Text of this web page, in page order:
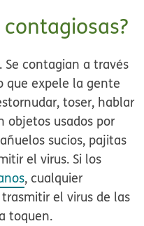
Se contagian a través
que expele la gente
toser, hablar
objetos usados por
sucios, pajitas
el virus. Si los
, cualquier
el virus de las
toquen.